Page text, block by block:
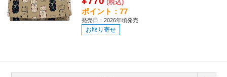
(税込)
ポイント：77
発売日：2026年頃発売
お取り寄せ